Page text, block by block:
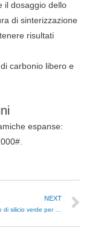
il dosaggio dello
di sinterizzazione
risultati
carbonio libero e
espanse:
NEXT